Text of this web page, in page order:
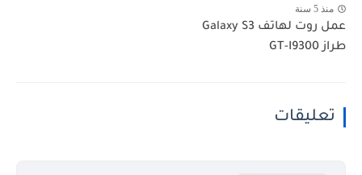
منذ 5 سنة
عمل روت لهاتف Galaxy S3
طراز GT-I9300
تعليقات